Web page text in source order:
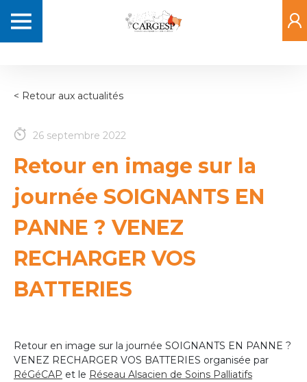
auNavigation
principale
< Retour aux actualités
26 septembre 2022
Retour en image sur la
journée SOIGNANTS EN
PANNE ? VENEZ
RECHARGER VOS
BATTERIES
Retour en image sur la journée SOIGNANTS EN PANNE ?
VENEZ RECHARGER VOS BATTERIES organisée par
RéGéCAP et le Réseau Alsacien de Soins Palliatifs